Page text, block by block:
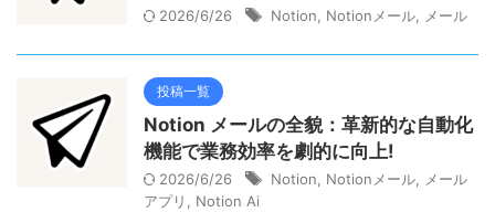
2026/6/26 Notion Notionメール メール
投稿一覧
Notion メールの全貌：革新的な自動化
機能で業務効率を劇的に向上!
2026/6/26 Notion Notionメール
メール
アプリ
Notion Ai